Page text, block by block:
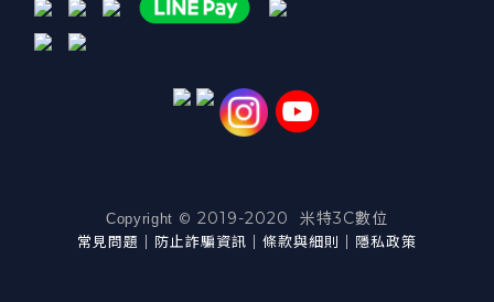
Copyright © 2019-2020 米特3C數位
常見問題 防止詐騙資訊 條款與細則 隱私政策